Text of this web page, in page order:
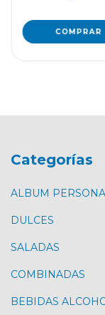
Categorías
ALBUM
DULCES
SALADAS
COMBINADAS
BEBIDAS